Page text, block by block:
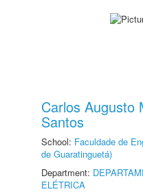
Carlos Augusto
Santos
School: Faculdade de
de Guaratinguetá)
Department:
ELÉTRICA